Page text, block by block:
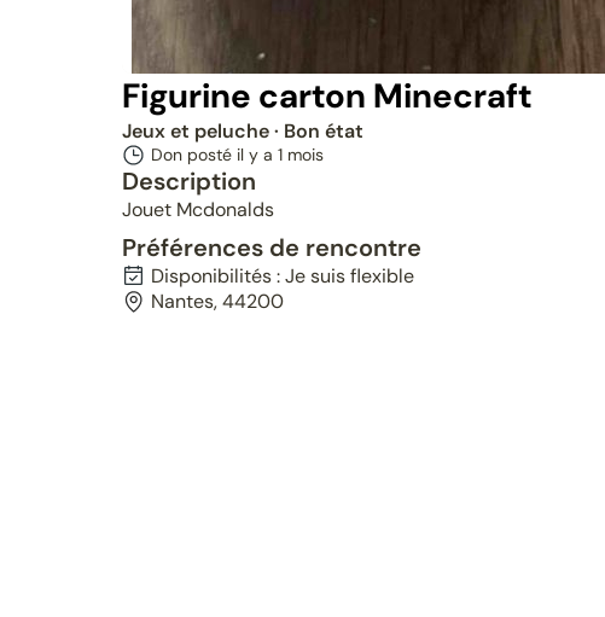
Figurine carton Minecraft
Jeux et peluche· Bon état
Don posté il y a 1 mois
Description
Jouet Mcdonalds
Préférences de rencontre
Disponibilités : Je suis flexible
Nantes, 44200